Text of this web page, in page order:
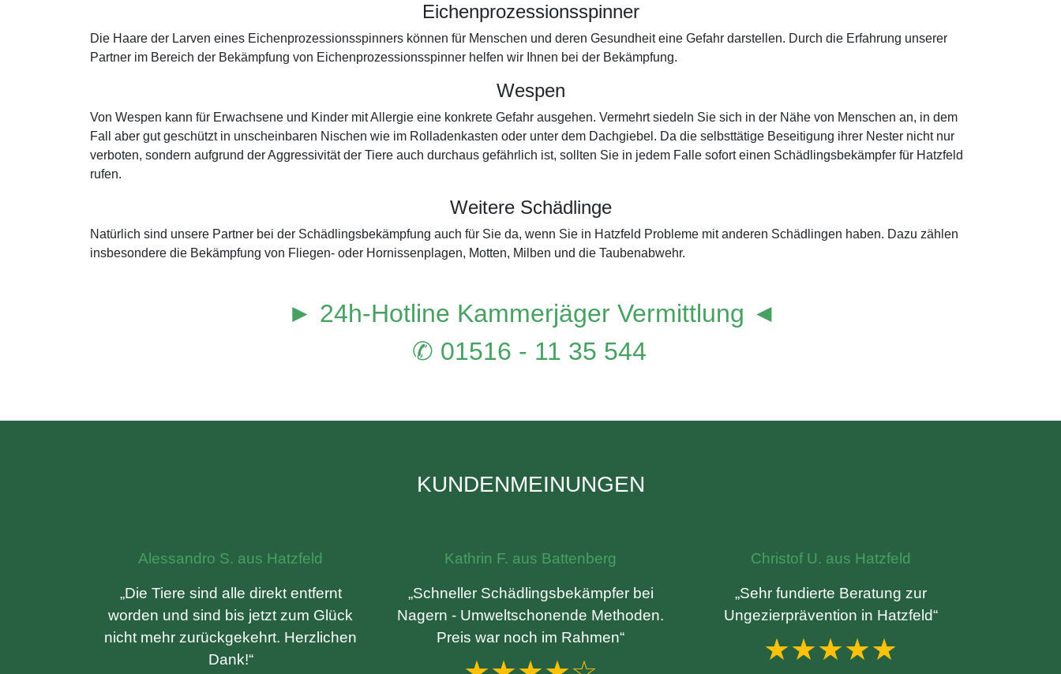
Eichenprozessionsspinner
Die Haare der Larven eines Eichenprozessionsspinners können für Menschen und deren Gesundheit eine Gefahr darstellen. Durch die Erfahrung unserer
Partner im Bereich der Bekämpfung von Eichenprozessionsspinner helfen wir Ihnen bei der Bekämpfung.
Wespen
Von Wespen kann für Erwachsene und Kinder mit Allergie eine konkrete Gefahr ausgehen. Vermehrt siedeln Sie sich in der Nähe von Menschen an, in dem
Fall aber gut geschützt in unscheinbaren Nischen wie im Rolladenkasten oder unter dem Dachgiebel. Da die selbsttätige Beseitigung ihrer Nester nicht nur
verboten, sondern aufgrund der Aggressivität der Tiere auch durchaus gefährlich ist, sollten Sie in jedem Falle sofort einen Schädlingsbekämpfer für Hatzfeld
rufen.
Weitere Schädlinge
Natürlich sind unsere Partner bei der Schädlingsbekämpfung auch für Sie da, wenn Sie in Hatzfeld Probleme mit anderen Schädlingen haben. Dazu zählen
insbesondere die Bekämpfung von Fliegen- oder Hornissenplagen, Motten, Milben und die Taubenabwehr.
► 24h-Hotline Kammerjäger Vermittlung ◄
✆ 01516 - 11 35 544
KUNDENMEINUNGEN
Alessandro S. aus Hatzfeld
„Die Tiere sind alle direkt entfernt
worden und sind bis jetzt zum Glück
nicht mehr zurückgekehrt. Herzlichen
Dank!“
Kathrin F. aus Battenberg
„Schneller Schädlingsbekämpfer bei
Nagern - Umweltschonende Methoden.
Preis war noch im Rahmen“
Christof U. aus Hatzfeld
„Sehr fundierte Beratung zur
Ungezierprävention in Hatzfeld“
★★★★★